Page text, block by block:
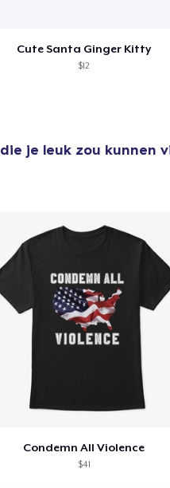
Cute Santa Ginger Kitty
$12
die je leuk zou kunnen
Condemn All Violence
$41